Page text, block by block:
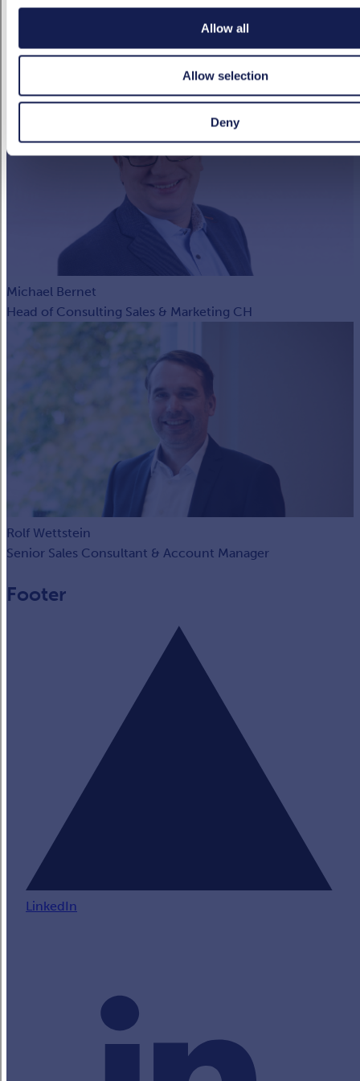
Allow all
Allow selection
Deny
Michael Bernet
Head of Consulting Sales & Marketing CH
Rolf Wettstein
Senior Sales Consultant & Account Manager
Footer
LinkedIn